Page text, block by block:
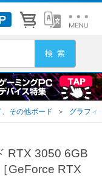
その他ボード ＞ グラフィ
RTX 3050 6GB
GeForce RTX